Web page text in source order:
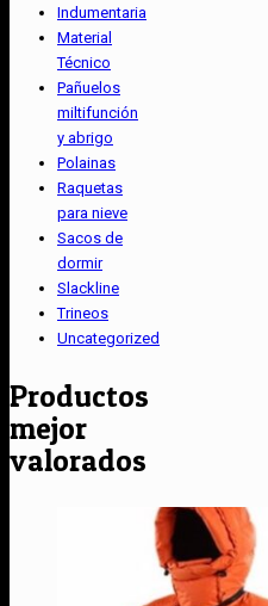
Indumentaria
Material
Técnico
Pañuelos
miltifunción
y abrigo
Polainas
Raquetas
para nieve
Sacos de
dormir
Slackline
Trineos
Uncategorized
Productos
mejor
valorados